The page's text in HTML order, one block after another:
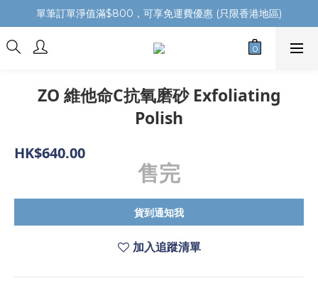
單筆訂單淨值滿$800，可享免運費優惠 (只限香港地區)
ZO 維他命C抗氧磨砂 Exfoliating
Polish
HK$640.00
售完
貨到通知我
加入追蹤清單